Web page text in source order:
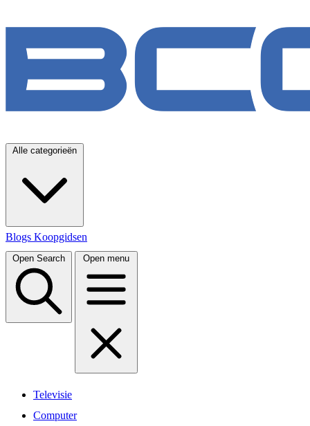
Alle categorieën
Blogs Koopgidsen
Open Search Open menu
Televisie
Computer